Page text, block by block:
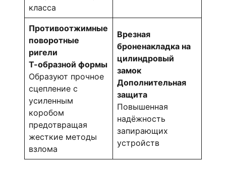
класса
Противоотжимные
поворотные
ригели
Т-образной формы
Образуют прочное
сцепление с
усиленным
коробом
предотвращая
жесткие методы
взлома
Врезная
броненакладка на
цилиндровый
замок
Дополнительная
защита
Повышенная
надёжность
запирающих
устройств